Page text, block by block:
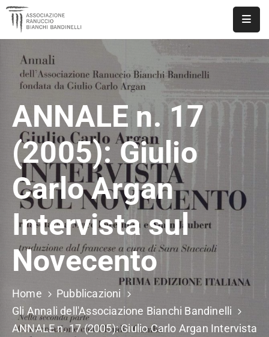
ASSOCIAZIONE
NOTIZIE
DOCUMENTI
EVENTI
PUBBLICAZIONI
CONTATTI
ANNALE n. 17
(2005): Giulio
Carlo Argan
Intervista sul
Novecento
Home
Pubblicazioni
Gli Annali dell'Associazione Bianchi Bandinelli
ANNALE n. 17 (2005): Giulio Carlo Argan Intervista